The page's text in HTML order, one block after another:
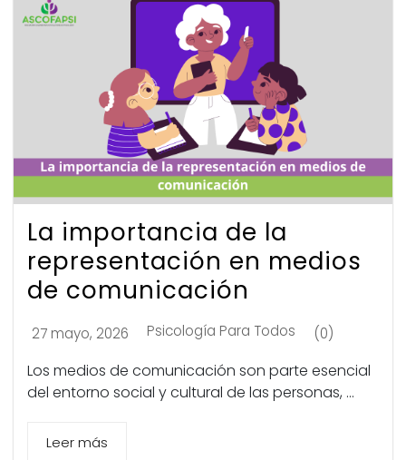
La importancia de la
representación en medios
de comunicación
27 mayo, 2026 Psicología Para Todos (0)
Los medios de comunicación son parte esencial
del entorno social y cultural de las personas, ...
Leer más